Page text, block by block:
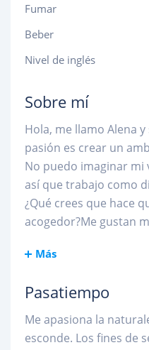
Fumar
Beber
Nivel de inglés
Sobre mí
Hola, me llamo Alena
pasión es crear un
No puedo imaginar mi
así que trabajo como
¿Qué crees que hace
acogedor?Me gustan
Más
Pasatiempo
Me apasiona la
esconde. Los fines de